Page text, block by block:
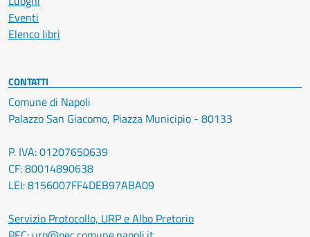
Eventi
Elenco libri
CONTATTI
Comune di Napoli
Palazzo San Giacomo, Piazza Municipio - 80133
P. IVA: 01207650639
CF: 80014890638
LEI: 8156007FF4DEB97ABA09
Servizio Protocollo, URP e Albo Pretorio